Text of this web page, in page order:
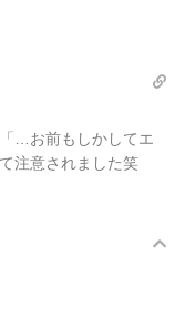
…お前もしかしてエ
注意されました笑